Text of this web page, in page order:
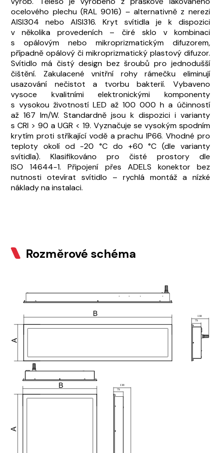
ocelového plechu (RAL 9016) – alternativně z nerezi
AISI304 nebo AISI316. Kryt svítidla je k dispozici
v několika provedeních – čiré sklo v kombinaci
s opálovým nebo mikroprizmatickým difuzorem,
případně opálový či mikroprizmatický plastový difuzor.
Svítidlo má čistý design bez šroubů pro jednodušší
čištění. Zakulacené vnitřní rohy rámečku eliminují
usazování nečistot a tvorbu bakterií. Vybaveno
vysoce kvalitními elektronickými komponenty
s vysokou životností LED až 100 000 h a účinností
až 167 lm/W. Standardně jsou k dispozici i varianty
s CRI > 90 a UGR < 19. Vyznačuje se vysokým spodním
krytím proti stříkající vodě a prachu IP66. Vhodné pro
teploty okolí od -20 °C do +60 °C (dle varianty
svítidla). Klasifikováno pro čisté prostory dle
ISO 14644-1. Připojení přes ADELS konektor bez
nutnosti otevírat svítidlo – rychlá montáž a nízké
náklady na instalaci.
Rozměrové schéma